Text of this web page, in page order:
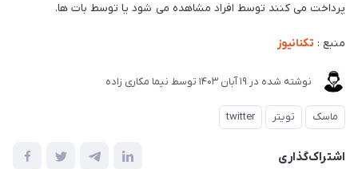
پرداخت می کنند توسط افراد مشاهده می شود یا توسط بات ها.
منبع : تکنانیوز
نوشته شده در 19 آبان 1403 توسط نیما مکاری زاده
ماسک تویتر twitter
اشتراک‌گذاری